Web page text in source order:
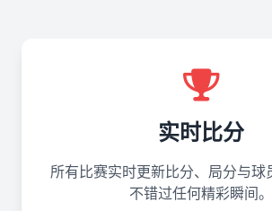
实时比分
所有比赛实时更新比分、局分与球
不错过任何精彩瞬间。